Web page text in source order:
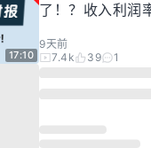
17:10
了！？收入利润
账？别急，好戏
9天前
7.4k
39 1